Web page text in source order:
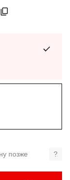
позже ?